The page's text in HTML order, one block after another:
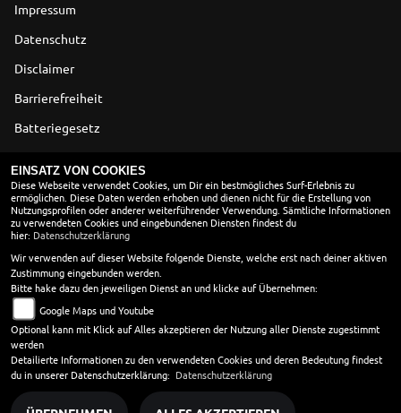
Impressum
Datenschutz
Disclaimer
Barrierefreiheit
Batteriegesetz
ÖFFNUNGSZEITEN
Montag:
09:00 - 13:00 und 14:00 - 18:00
Dienstag:
09:00 - 13:00 und 14:00 - 18:00
Mittwoch:
09:00 - 13:00 und 14:00 - 18:00
Donnerstag:
09:00 - 13:00 und 14:00 - 18:00
Freitag:
09:00 - 13:00 und 14:00 - 18:00
Samstag:
09:00 - 13:00
Sonntag:
geschlossen
EINSATZ VON COOKIES
Diese Webseite verwendet Cookies, um Dir ein bestmögliches Surf-Erlebnis zu
ermöglichen. Diese Daten werden erhoben und dienen nicht für die Erstellung von
Nutzungsprofilen oder anderer weiterführender Verwendung. Sämtliche Informationen
zu verwendeten Cookies und eingebundenen Diensten findest du
hier: Datenschutzerklärung
Wir verwenden auf dieser Website folgende Dienste, welche erst nach deiner aktiven
Zustimmung eingebunden werden.
Bitte hake dazu den jeweiligen Dienst an und klicke auf Übernehmen:
Google Maps und Youtube
Optional kann mit Klick auf Alles akzeptieren der Nutzung aller Dienste zugestimmt
werden
Detailierte Informationen zu den verwendeten Cookies und deren Bedeutung findest
du in unserer Datenschutzerklärung: Datenschutzerklärung